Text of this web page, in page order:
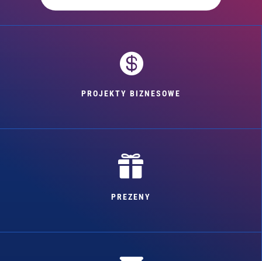

PROJEKTY BIZNESOWE

PREZENY